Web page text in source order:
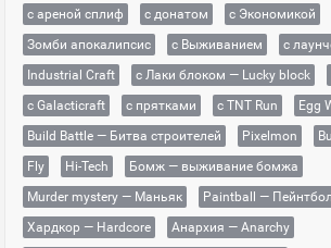
с ареной сплиф
с донатом с Экономикой
Зомби апокалипсис
с Выживанием с
Industrial Craft
с Лаки блоком — Lucky block
с Galacticraft
с прятками с TNT Run Egg
Build Battle — Битва строителей
Pixelmon
Fly
Hi-Tech
Бомж — выживание бомжа
Murder mystery — Маньяк
Paintball — Пейнтбол
Хардкор — Hardcore
Анархия — Anarchy